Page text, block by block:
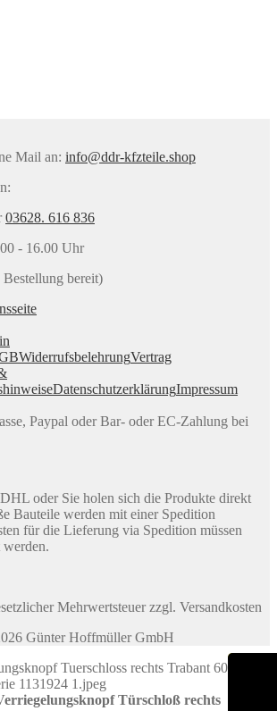
Mail an: info@ddr-kfzteile.shop
03628. 616 836
- 16.00 Uhr
bereit)
WiderrufsbelehrungVertrag
DatenschutzerklärungImpressum
Paypal oder Bar- oder EC-Zahlung bei
oder Sie holen sich die Produkte direkt
Bauteile werden mit einer Spedition
für die Lieferung via Spedition müssen
Mehrwertsteuer zzgl. Versandkosten
Günter Hoffmüller GmbH
Türschloß rechts